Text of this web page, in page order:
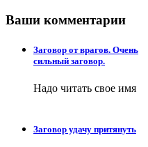
Ваши комментарии
Заговор от врагов. Очень
сильный заговор.
Надо читать свое имя
Заговор удачу притянуть